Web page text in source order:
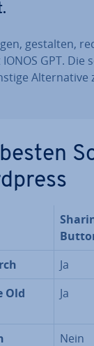
gestalten,
GPT. Die
Al­ter­na­ti­ve
Ja
Old
Ja
Nein